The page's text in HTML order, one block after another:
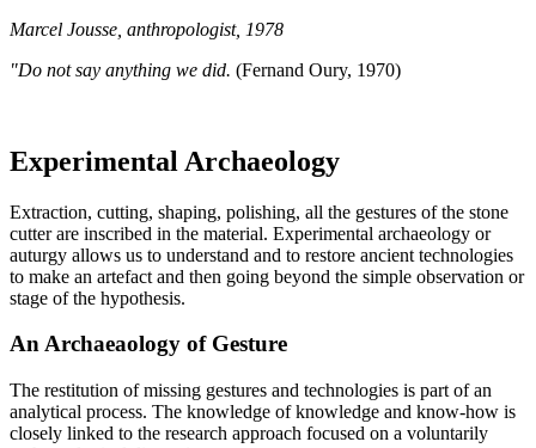
Marcel Jousse, anthropologist, 1978
"Do not say anything we did. (Fernand Oury, 1970)
Experimental Archaeology
Extraction, cutting, shaping, polishing, all the gestures of the stone
cutter are inscribed in the material. Experimental archaeology or
auturgy allows us to understand and to restore ancient technologies
to make an artefact and then going beyond the simple observation or
stage of the hypothesis.
An Archaeaology of Gesture
The restitution of missing gestures and technologies is part of an
analytical process. The knowledge of knowledge and know-how is
closely linked to the research approach focused on a voluntarily